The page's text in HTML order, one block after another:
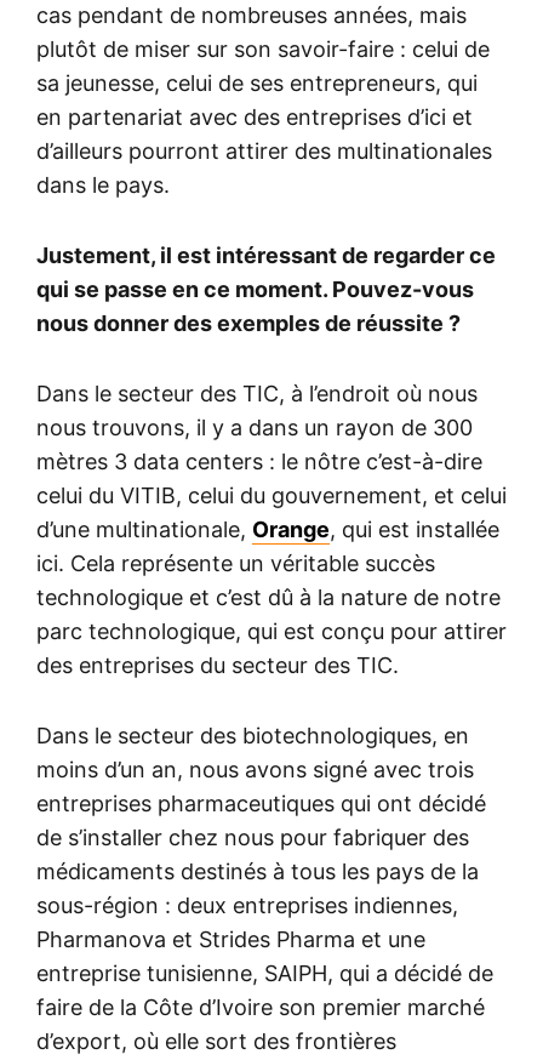
cas pendant de nombreuses années, mais
plutôt de miser sur son savoir-faire : celui de
sa jeunesse, celui de ses entrepreneurs, qui
en partenariat avec des entreprises d’ici et
d’ailleurs pourront attirer des multinationales
dans le pays.
Justement, il est intéressant de regarder ce
qui se passe en ce moment. Pouvez-vous
nous donner des exemples de réussite ?
Dans le secteur des TIC, à l’endroit où nous
nous trouvons, il y a dans un rayon de 300
mètres 3 data centers : le nôtre c’est-à-dire
celui du VITIB, celui du gouvernement, et celui
d’une multinationale, Orange, qui est installée
ici. Cela représente un véritable succès
technologique et c’est dû à la nature de notre
parc technologique, qui est conçu pour attirer
des entreprises du secteur des TIC.
Dans le secteur des biotechnologiques, en
moins d’un an, nous avons signé avec trois
entreprises pharmaceutiques qui ont décidé
de s’installer chez nous pour fabriquer des
médicaments destinés à tous les pays de la
sous-région : deux entreprises indiennes,
Pharmanova et Strides Pharma et une
entreprise tunisienne, SAIPH, qui a décidé de
faire de la Côte d’Ivoire son premier marché
d’export, où elle sort des frontières